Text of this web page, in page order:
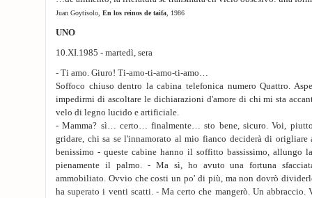
Juan Goytisolo, En los reinos de taifa , 1986
UNO
10.XI.1985 - martedì, sera
- Ti amo. Giuro! Ti-amo-ti-amo-ti-amo…
Soffoco chiuso dentro la cabina telefonica numero Quattro.
impedirmi di ascoltare le dichia­razioni d'amore di chi mi sta
velo di legno lucido e artificiale.
- Mamma? sì… certo… finalmente… sto bene, sicuro. Voi,
gridare, chi sa se l'innamorato al mio fianco deciderà di origliare
benissimo - queste cabine hanno il soffitto bassissimo, allungo
pienamente il palmo. - Ma sì, ho avuto una fortuna
ammobiliato. Ovvio che costi un po' di più, ma non dovrò
ha superato i venti scatti. - Ma certo che mangerò. Un abbraccio.